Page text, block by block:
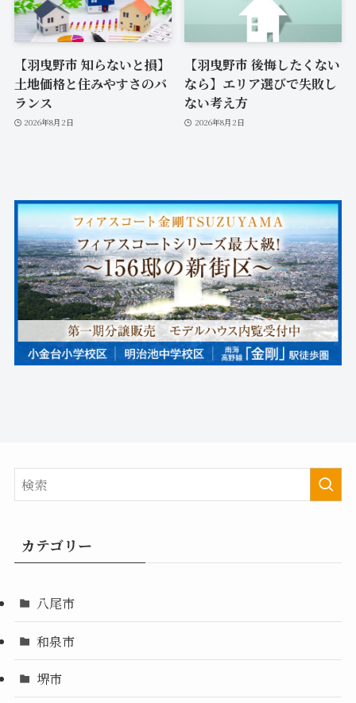
【羽曳野市 知らないと損】
土地価格と住みやすさのバ
ランス
2026年8月2日
【羽曳野市 後悔したくない
なら】エリア選びで失敗し
ない考え方
2026年8月2日
カテゴリー
八尾市
和泉市
堺市